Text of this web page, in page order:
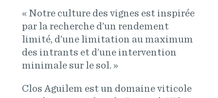
« Notre culture des vignes est inspirée
par la recherche d’un rendement
limité, d’une limitation au maximum
des intrants et d’une intervention
minimale sur le sol. »
Clos Aguilem est un domaine viticole